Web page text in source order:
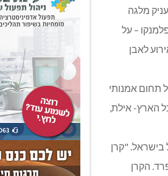
להעניק מלגה
– על
לאבן
תחום אמנותי
וכיום מלמדים פלמנקו במעל ל-50 בתי ספר בכל הארץ- אילת,
בישראל. "קרן
הקרן